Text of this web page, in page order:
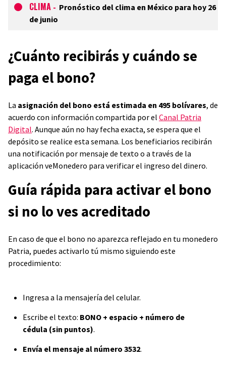
CLIMA - Pronóstico del clima en México para hoy 26
de junio
¿Cuánto recibirás y cuándo se
paga el bono?
La asignación del bono está estimada en 495 bolívares, de
acuerdo con información compartida por el Canal Patria
Digital. Aunque aún no hay fecha exacta, se espera que el
depósito se realice esta semana. Los beneficiarios recibirán
una notificación por mensaje de texto o a través de la
aplicación veMonedero para verificar el ingreso del dinero.
Guía rápida para activar el bono
si no lo ves acreditado
En caso de que el bono no aparezca reflejado en tu monedero
Patria, puedes activarlo tú mismo siguiendo este
procedimiento:
Ingresa a la mensajería del celular.
Escribe el texto: BONO + espacio + número de
cédula (sin puntos).
Envía el mensaje al número 3532.